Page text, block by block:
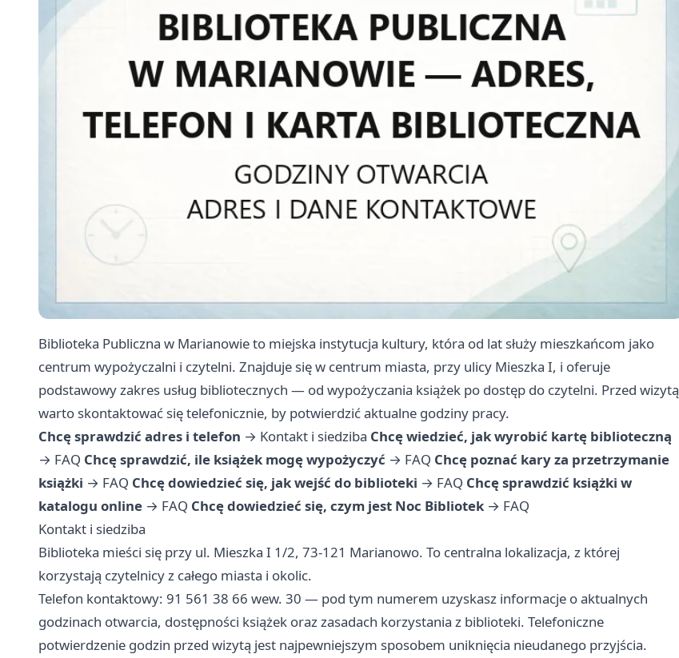
Biblioteka Publiczna w Marianowie to miejska instytucja kultury, która od lat służy mieszkańcom jako
centrum wypożyczalni i czytelni. Znajduje się w centrum miasta, przy ulicy Mieszka I, i oferuje
podstawowy zakres usług bibliotecznych — od wypożyczania książek po dostęp do czytelni. Przed wizytą
warto skontaktować się telefonicznie, by potwierdzić aktualne godziny pracy.
Chcę sprawdzić adres i telefon → Kontakt i siedziba Chcę wiedzieć, jak wyrobić kartę biblioteczną
→ FAQ Chcę sprawdzić, ile książek mogę wypożyczyć → FAQ Chcę poznać kary za przetrzymanie
książki → FAQ Chcę dowiedzieć się, jak wejść do biblioteki → FAQ Chcę sprawdzić książki w
katalogu online → FAQ Chcę dowiedzieć się, czym jest Noc Bibliotek → FAQ
Kontakt i siedziba
Biblioteka mieści się przy ul. Mieszka I 1/2, 73-121 Marianowo. To centralna lokalizacja, z której
korzystają czytelnicy z całego miasta i okolic.
Telefon kontaktowy: 91 561 38 66 wew. 30 — pod tym numerem uzyskasz informacje o aktualnych
godzinach otwarcia, dostępności książek oraz zasadach korzystania z biblioteki. Telefoniczne
potwierdzenie godzin przed wizytą jest najpewniejszym sposobem uniknięcia nieudanego przyjścia.